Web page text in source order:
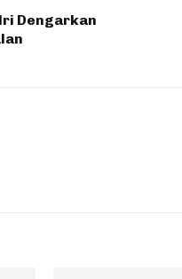
Dengarkan